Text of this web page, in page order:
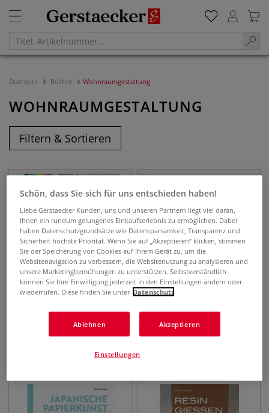
Startseite Bücher Wohnraumgestaltung
WOHNRAUMGESTALTUNG
Filtern & Sortieren
Bildtransfer
Zauberhafte Papier-
Werkstatt
Schön, dass Sie sich für uns entschieden haben!
Liebe Gerstaecker Kunden, uns und unseren Partnern liegt viel daran,
Ihnen ein rundum gelungenes Einkaufserlebnis zu ermöglichen. Dabei
haben Datenschutzgrundsätze wie Datensparsamkeit, Transparenz und
Sicherheit höchste Priorität. Wenn Sie auf „Akzeptieren“ klicken, stimmen
Sie der Speicherung von Cookies auf Ihrem Gerät zu, um die
Websitenavigation zu verbessern, die Websitenutzung zu analysieren und
unsere Marketingbemühungen zu unterstützen. Selbstverständlich
können Sie Ihre Einwilligung jederzeit in den Einstellungen ändern oder
wiederrufen. Diese finden Sie unter Datenschutz
Ablehnen Akzeptieren
Einstellungen